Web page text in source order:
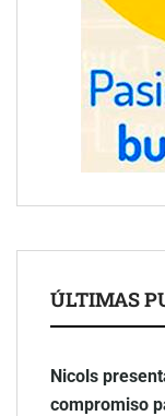
ÚLTIMAS
Nicols
compromiso